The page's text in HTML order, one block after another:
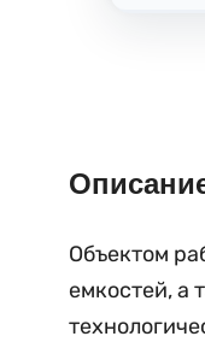
Объектом
емкостей, а